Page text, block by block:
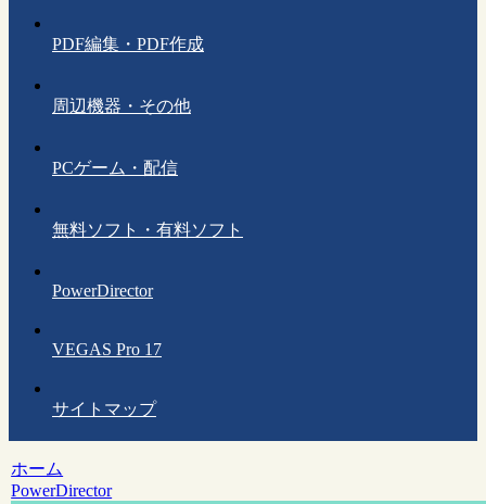
PDF編集・PDF作成
周辺機器・その他
PCゲーム・配信
無料ソフト・有料ソフト
PowerDirector
VEGAS Pro 17
サイトマップ
ホーム
PowerDirector